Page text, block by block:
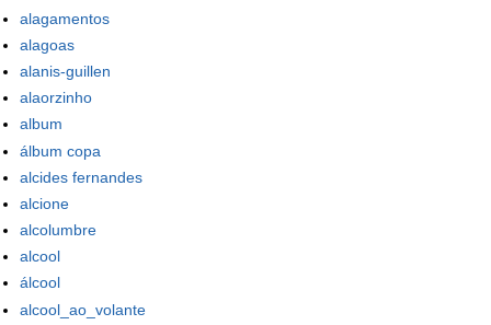
alagamentos
alagoas
alanis-guillen
alaorzinho
album
álbum copa
alcides fernandes
alcione
alcolumbre
alcool
álcool
alcool_ao_volante